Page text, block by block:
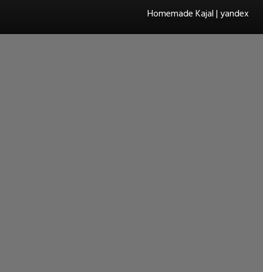
Homemade Kajal | yandex